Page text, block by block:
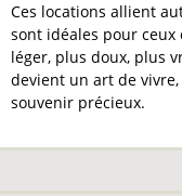
Ces locations allient
sont idéales pour
léger, plus doux, plus
devient un art de
souvenir précieux.